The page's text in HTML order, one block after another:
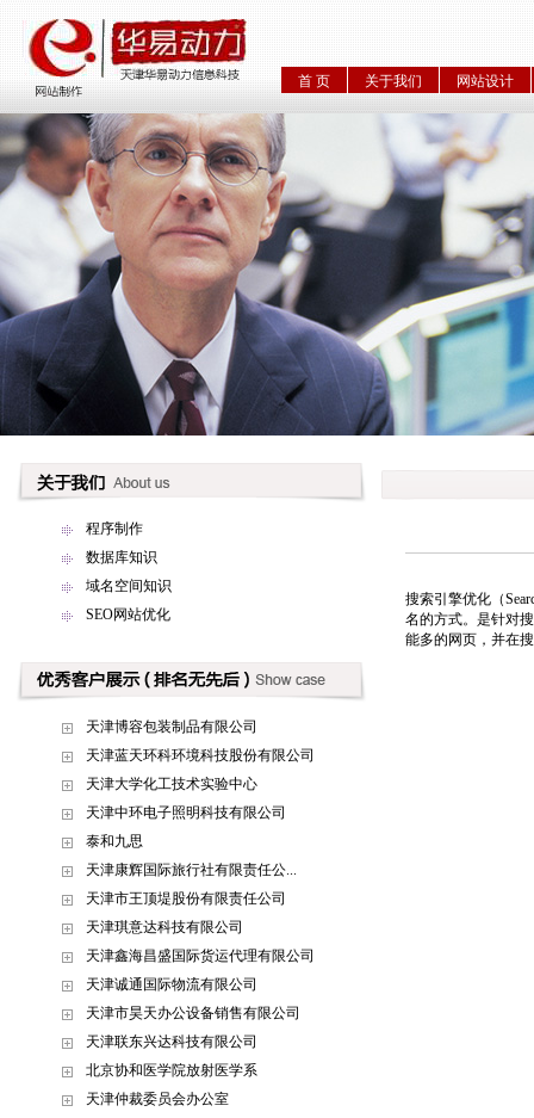
首 页 关于我们 网站设计
程序制作
数据库知识
域名空间知识
SEO网站优化
天津博容包装制品有限公司
天津蓝天环科环境科技股份有限公司
天津大学化工技术实验中心
天津中环电子照明科技有限公司
泰和九思
天津康辉国际旅行社有限责任公...
天津市王顶堤股份有限责任公司
天津琪意达科技有限公司
天津鑫海昌盛国际货运代理有限公司
天津诚通国际物流有限公司
天津市昊天办公设备销售有限公司
天津联东兴达科技有限公司
北京协和医学院放射医学系
天津仲裁委员会办公室
搜索引擎优化（
名的方式。是针对
能多的网页，并在